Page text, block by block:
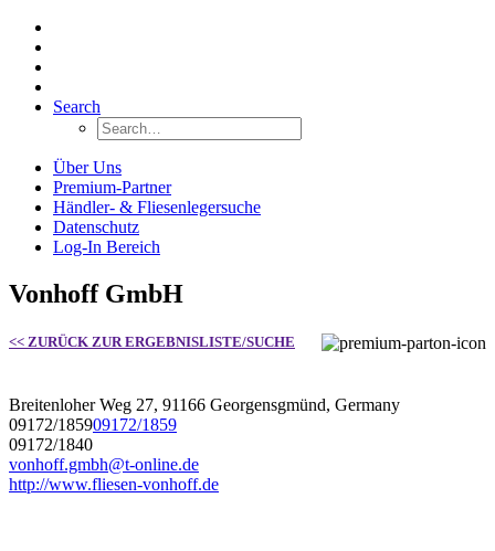
Search
Über Uns
Premium-Partner
Händler- & Fliesenlegersuche
Datenschutz
Log-In Bereich
Vonhoff GmbH
<< ZURÜCK ZUR ERGEBNISLISTE/SUCHE
Breitenloher Weg 27, 91166 Georgensgmünd, Germany
09172/185909172/1859
09172/1840
vonhoff.gmbh@t-online.de
http://www.fliesen-vonhoff.de